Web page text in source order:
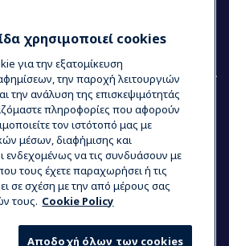
Ακαδημία Chef
AND LANGUAGE
ΣΑΣ: ΕΛΛΗΝΙΚΆ
Cookie Policy
και προϋποθέσεις
χρησιμοποιεί cookies
για την εξατομίκευση
την παροχή λειτουργιών
την ανάλυση της επισκεψιμότητάς
πληροφορίες που αφορούν
τον ιστότοπό μας με
μέσων, διαφήμισης και
ενδεχομένως να τις συνδυάσουν με
τους έχετε παραχωρήσει ή τις
σε σχέση με την από μέρους σας
τους. Cookie Policy
Αποδοχή όλων των cookies